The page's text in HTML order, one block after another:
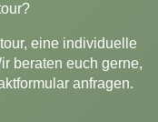
eine individuelle
beraten euch gerne,
anfragen.